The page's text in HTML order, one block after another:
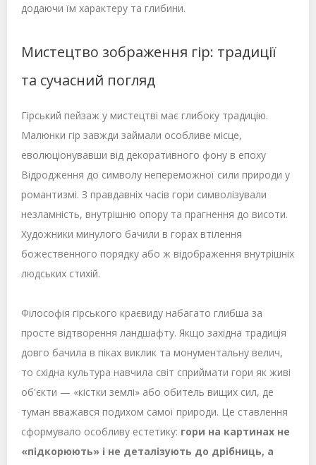
додаючи їм характеру та глибини.
Мистецтво зображення гір: традиції
та сучасний погляд
Гірський пейзаж у мистецтві має глибоку традицію.
Малюнки гір завжди займали особливе місце,
еволюціонувавши від декоративного фону в епоху
Відродження до символу непереможної сили природи у
романтизмі. З правдавніх часів гори символізували
незламність, внутрішню опору та прагнення до висоти.
Художники минулого бачили в горах втілення
божественного порядку або ж відображення внутрішніх
людських стихій.
Філософія гірського краєвиду набагато глибша за
просте відтворення ландшафту. Якщо західна традиція
довго бачила в піках виклик та монументальну велич,
то східна культура навчила світ сприймати гори як живі
об'єкти — «кістки землі» або обитель вищих сил, де
туман вважався подихом самої природи. Це ставлення
сформувало особливу естетику: гори на картинах не
«підкорюють» і не деталізують до дрібниць, а